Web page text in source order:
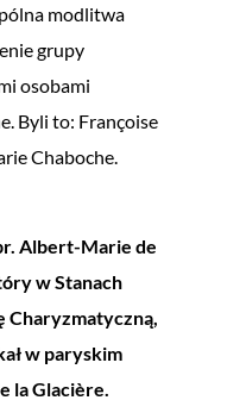
modlitwa
grupy
osobami
Byli to: Françoise
Chaboche.
Albert-Marie de
w Stanach
Charyzmatyczną,
w paryskim
la Glacière.